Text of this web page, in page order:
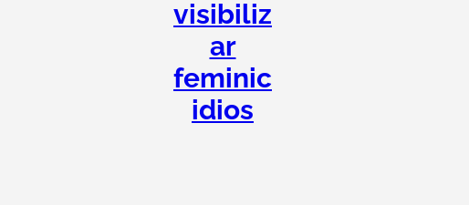
visibiliz
ar
feminic
idios